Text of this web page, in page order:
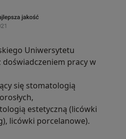
Uniwersytetu
doświadczeniem pracy w
się stomatologią
estetyczną (licówki
licówki porcelanowe).